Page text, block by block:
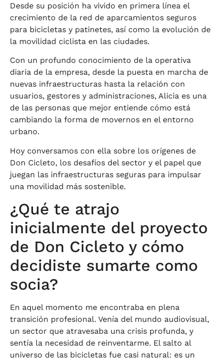
Desde su posición ha vivido en primera línea el
crecimiento de la red de aparcamientos seguros
para bicicletas y patinetes, así como la evolución de
la movilidad ciclista en las ciudades.
Con un profundo conocimiento de la operativa
diaria de la empresa, desde la puesta en marcha de
nuevas infraestructuras hasta la relación con
usuarios, gestores y administraciones, Alicia es una
de las personas que mejor entiende cómo está
cambiando la forma de movernos en el entorno
urbano.
Hoy conversamos con ella sobre los orígenes de
Don Cicleto, los desafíos del sector y el papel que
juegan las infraestructuras seguras para impulsar
una movilidad más sostenible.
¿Qué te atrajo
inicialmente del proyecto
de Don Cicleto y cómo
decidiste sumarte como
socia?
En aquel momento me encontraba en plena
transición profesional. Venía del mundo audiovisual,
un sector que atravesaba una crisis profunda, y
sentía la necesidad de reinventarme. El salto al
universo de las bicicletas fue casi natural: es un